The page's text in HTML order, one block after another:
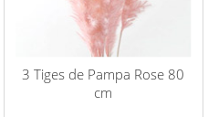
3 Tiges de Pampa Rose 80
cm